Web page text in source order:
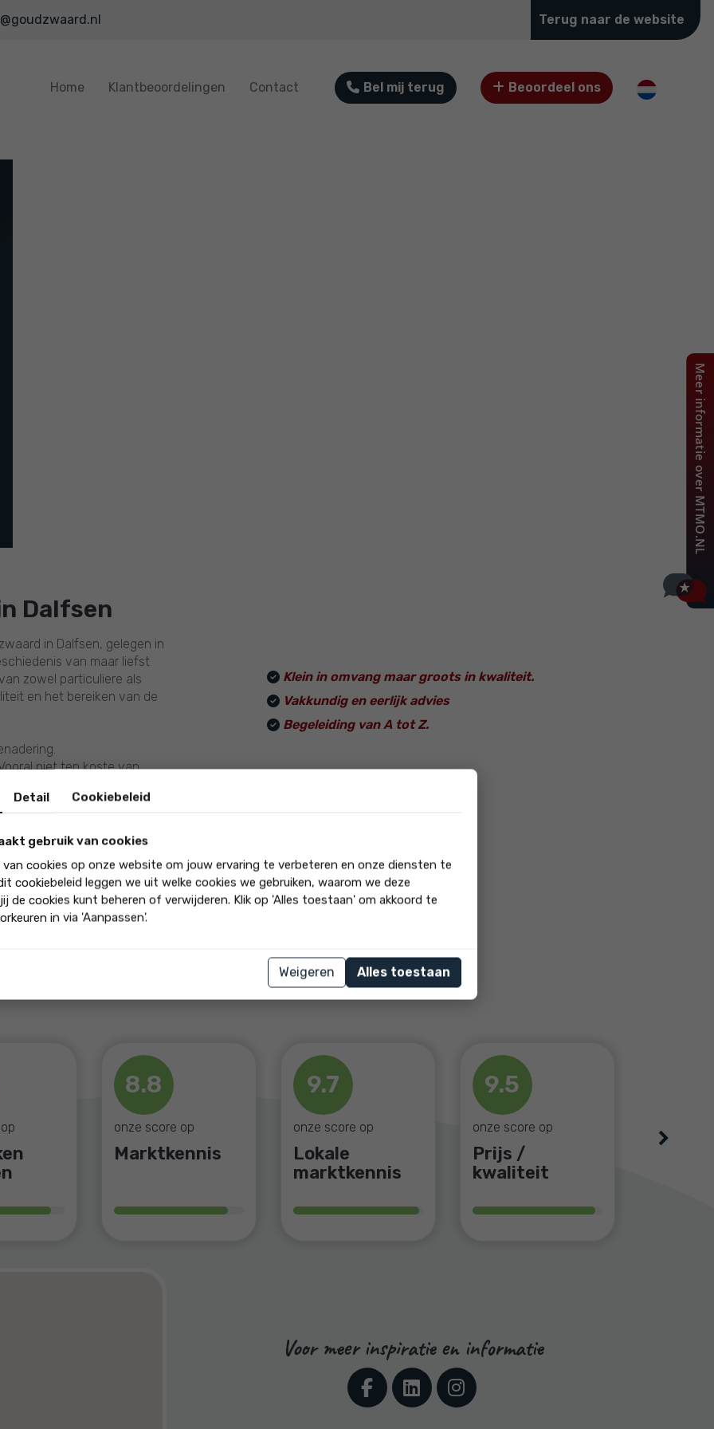
Terug naar de website
Home Klantbeoordelingen Contact Bel mij terug Beoordeel ons
Dalfsen
in Dalfsen, gelegen in
van maar liefst
zowel particuliere als
en het bereiken van de
niet ten koste van
opdrachtgever. Wij
advies, indien gewenst
benaderbaar is,
Uw zoektocht
match, zonder twijfel
Klein in omvang maar groots in kwaliteit.
Vakkundig en eerlijk advies
Begeleiding van A tot Z.
9.7
onze score op
Lokale
9.5
onze score op
Prijs /
kwaliteit
8.8
onze score op
Marktkennis
9.7
onze score op
Lokale
marktkennis
9.5
onze score op
Prijs /
kwaliteit
onze
Next
Voor meer inspiratie en informatie
Detail Cookiebeleid
gebruik van cookies
van cookies op onze website om jouw ervaring te verbeteren en onze diensten te
cookiebeleid leggen we uit welke cookies we gebruiken, waarom we deze
de cookies kunt beheren of verwijderen. Klik op 'Alles toestaan' om akkoord te
in via 'Aanpassen'.
Weigeren Alles toestaan